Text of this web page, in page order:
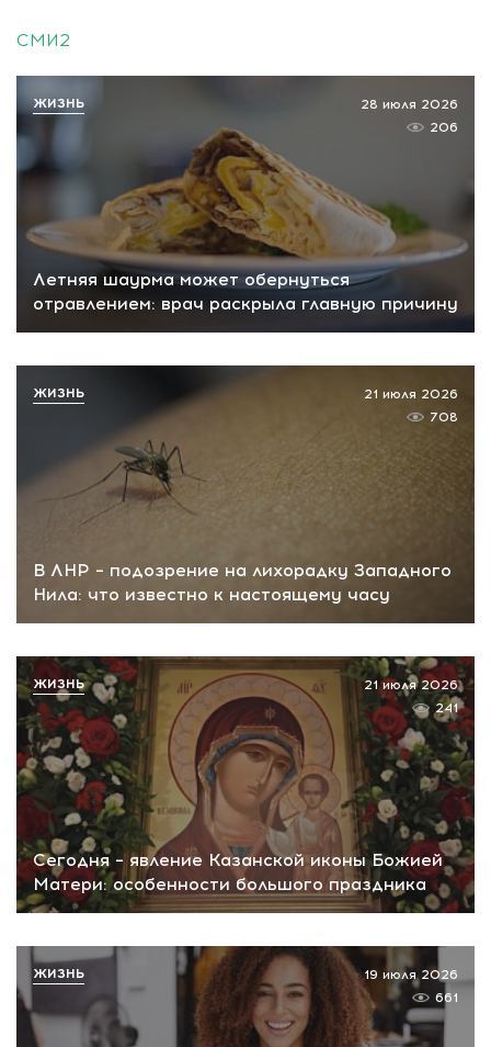
СМИ2
Летняя шаурма может обернуться
отравлением: врач раскрыла главную причину
28 июля 2026
206
ЖИЗНЬ
В ЛНР – подозрение на лихорадку Западного
Нила: что известно к настоящему часу
21 июля 2026
708
ЖИЗНЬ
Сегодня – явление Казанской иконы Божией
Матери: особенности большого праздника
21 июля 2026
241
ЖИЗНЬ
19 июля 2026
661
ЖИЗНЬ